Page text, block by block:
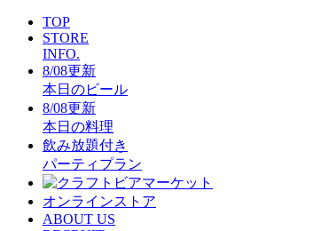
TOP
STORE
INFO.
8/08更新
本日のビール
8/08更新
本日の料理
飲み放題付き
パーティプラン
オンラインストア
ABOUT US